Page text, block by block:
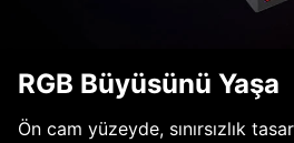
RGB Büyüsünü Yaşa
Ön cam yüzeyde, sınırsızlık